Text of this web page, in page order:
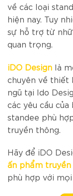
về các loại
hiện nay. Tuy
sự hỗ trợ từ
quan trọng.
iDO Design là
chuyên về thiết
ngũ tại Ido
các yêu cầu
standee phù
truyền thông.
Hãy để iDO
ấn phẩm
phù hợp với